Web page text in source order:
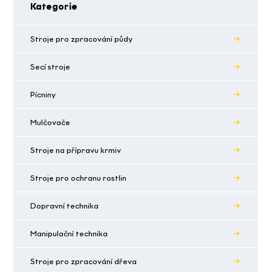
Kategorie
Stroje pro zpracování půdy
Secí stroje
Pícniny
Mulčovače
Stroje na přípravu krmiv
Stroje pro ochranu rostlin
Dopravní technika
Manipulační technika
Stroje pro zpracování dřeva